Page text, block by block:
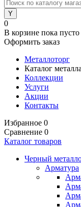
0
В корзине пока пусто
Оформить заказ
Металлоторг
Каталог металла
Коллекции
Услуги
Акции
Контакты
Избранное 0
Сравнение 0
Каталог товаров
Черный
Арматура